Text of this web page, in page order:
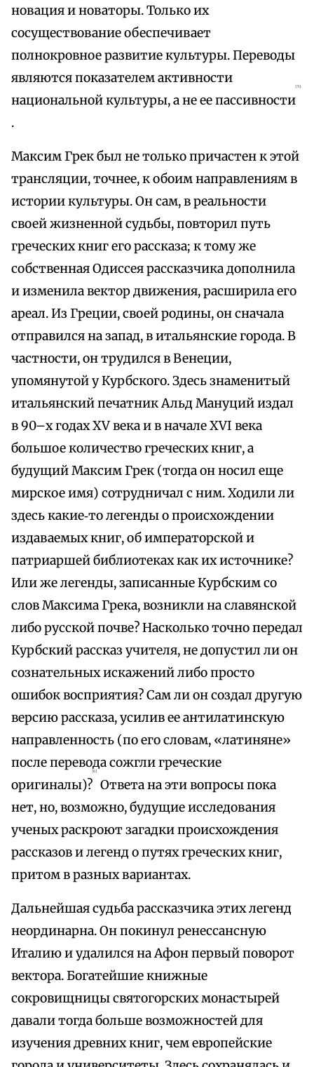
новация и новаторы. Только их
сосуществование обеспечивает
полнокровное развитие культуры. Переводы
являются показателем активности
национальной культуры, а не ее пассивности
{5}
.
Максим Грек был не только причастен к этой
трансляции, точнее, к обоим направлениям в
истории культуры. Он сам, в реальности
своей жизненной судьбы, повторил путь
греческих книг его рассказа; к тому же
собственная Одиссея рассказчика дополнила
и изменила вектор движения, расширила его
ареал. Из Греции, своей родины, он сначала
отправился на запад, в итальянские города. В
частности, он трудился в Венеции,
упомянутой у Курбского. Здесь знаменитый
итальянский печатник Альд Мануций издал
в 90–х годах XV века и в начале XVI века
большое количество греческих книг, а
будущий Максим Грек (тогда он носил еще
мирское имя) сотрудничал с ним. Ходили ли
здесь какие‑то легенды о происхождении
издаваемых книг, об императорской и
патриаршей библиотеках как их источнике?
Или же легенды, записанные Курбским со
слов Максима Грека, возникли на славянской
либо русской почве? Насколько точно передал
Курбский рассказ учителя, не допустил ли он
сознательных искажений либо просто
ошибок восприятия? Сам ли он создал другую
версию рассказа, усилив ее антилатинскую
направленность (по его словам, «латиняне»
после перевода сожгли греческие
оригиналы)?
{6}
Ответа на эти вопросы пока
нет, но, возможно, будущие исследования
ученых раскроют загадки происхождения
рассказов и легенд о путях греческих книг,
притом в разных вариантах.
Дальнейшая судьба рассказчика этих легенд
неординарна. Он покинул ренессансную
Италию и удалился на Афон первый поворот
вектора. Богатейшие книжные
сокровищницы святогорских монастырей
давали тогда больше возможностей для
изучения древних книг, чем европейские